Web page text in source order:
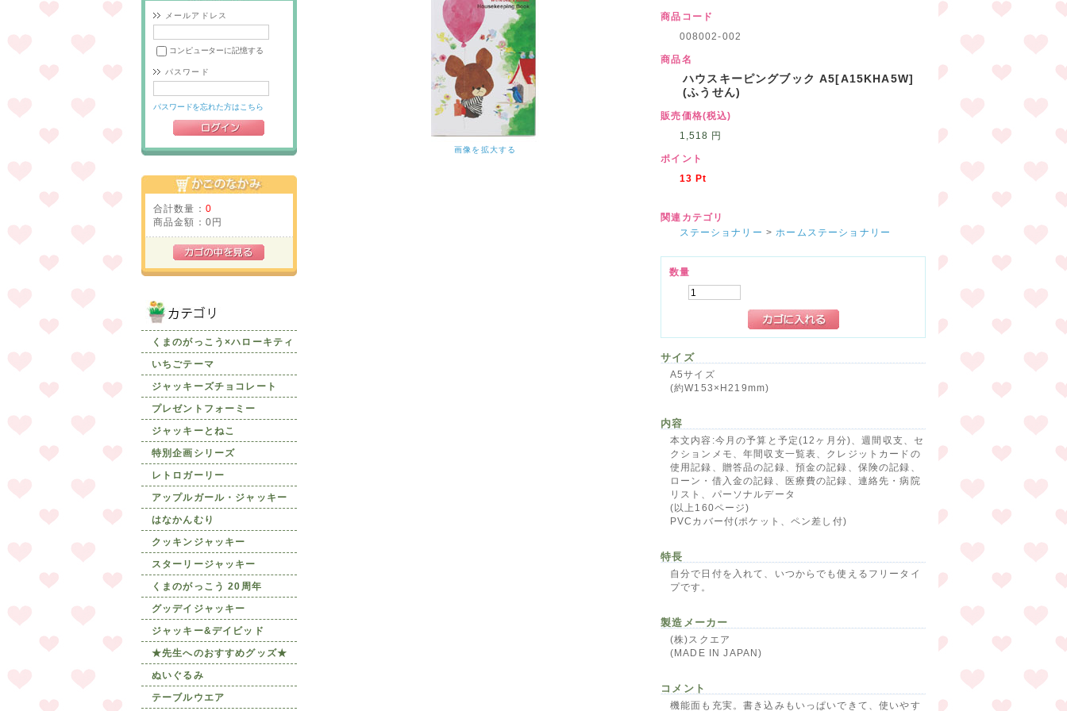
メールアドレス
コンピューターに記憶する
パスワード
パスワードを忘れた方はこちら
合計数量： 0
商品金額： 0円
くまのがっこう×ハローキティ
いちごテーマ
ジャッキーズチョコレート
プレゼントフォーミー
ジャッキーとねこ
特別企画シリーズ
レトロガーリー
アップルガール・ジャッキー
はなかんむり
クッキンジャッキー
スターリージャッキー
くまのがっこう 20周年
グッデイジャッキー
ジャッキー&デイビッド
★先生へのおすすめグッズ★
ぬいぐるみ
テーブルウエア
画像を拡大する
商品コード
008002-002
商品名
ハウスキーピングブック A5[A15KHA5W]
(ふうせん)
販売価格(税込)
1,518 円
ポイント
13 Pt
関連カテゴリ
ステーショナリー > ホームステーショナリー
数量
サイズ
A5サイズ
(約W153×H219mm)
内容
本文内容:今月の予算と予定(12ヶ月分)、週間収支、セ
クションメモ、年間収支一覧表、クレジットカードの
使用記録、贈答品の記録、預金の記録、保険の記録、
ローン・借入金の記録、医療費の記録、連絡先・病院
リスト、パーソナルデータ
(以上160ページ)
PVCカバー付(ポケット、ペン差し付)
特長
自分で日付を入れて、いつからでも使えるフリータイ
プです。
製造メーカー
(株)スクエア
(MADE IN JAPAN)
コメント
機能面も充実。書き込みもいっぱいできて、使いやす